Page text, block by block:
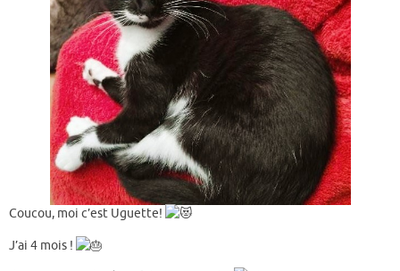
Coucou, moi c’est Uguette!
J’ai 4 mois !